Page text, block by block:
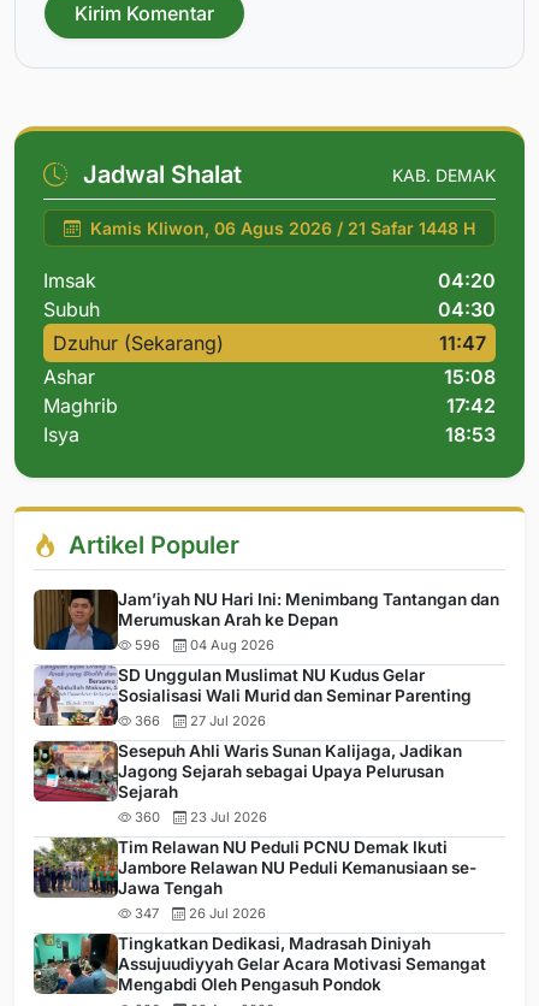
Kirim Komentar
Jadwal Shalat KAB. DEMAK
Kamis Kliwon, 06 Agus 2026 / 21 Safar 1448 H
Imsak
04:20
Subuh
04:30
Dzuhur (Sekarang)
11:47
Ashar
15:08
Maghrib
17:42
Isya
18:53
Artikel Populer
Jam’iyah NU Hari Ini: Menimbang Tantangan dan
Merumuskan Arah ke Depan
596 04 Aug 2026
SD Unggulan Muslimat NU Kudus Gelar
Sosialisasi Wali Murid dan Seminar Parenting
366 27 Jul 2026
Sesepuh Ahli Waris Sunan Kalijaga, Jadikan
Jagong Sejarah sebagai Upaya Pelurusan
Sejarah
360 23 Jul 2026
Tim Relawan NU Peduli PCNU Demak Ikuti
Jambore Relawan NU Peduli Kemanusiaan se-
Jawa Tengah
347 26 Jul 2026
Tingkatkan Dedikasi, Madrasah Diniyah
Assujuudiyyah Gelar Acara Motivasi Semangat
Mengabdi Oleh Pengasuh Pondok